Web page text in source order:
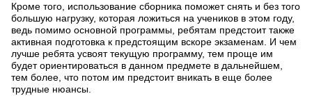
Кроме того, использование сборника поможет снять и без того
большую нагрузку, которая ложиться на учеников в этом году,
ведь помимо основной программы, ребятам предстоит также
активная подготовка к предстоящим вскоре экзаменам. И чем
лучше ребята усвоят текущую программу, тем проще им
будет ориентироваться в данном предмете в дальнейшем,
тем более, что потом им предстоит вникать в еще более
трудные нюансы.